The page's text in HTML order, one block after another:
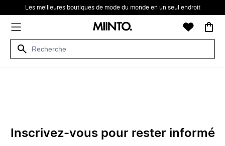
Les meilleures boutiques de mode du monde en un seul endroit
Inscrivez-vous pour rester informé